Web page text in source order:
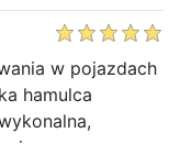
w pojazdach
hamulca